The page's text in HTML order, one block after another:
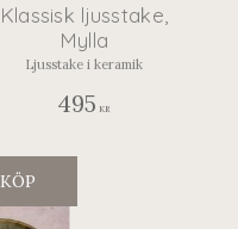
Klassisk ljusstake,
Mylla
Ljusstake i keramik
495 KR
KÖP